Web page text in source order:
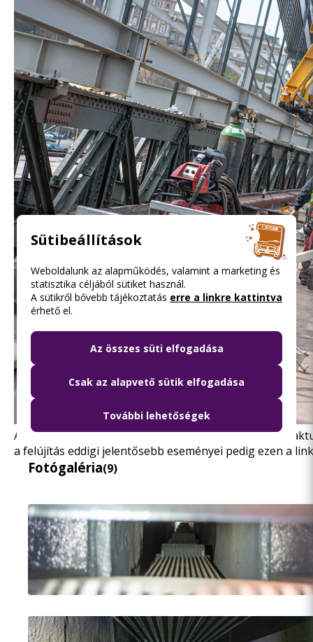
A korszerűsítéssel kapcsolatos hírek, információk és
a felújítás eddigi jelentősebb eseményei pedigezen a
Fotógaléria(9)
Sütibeállítások
Weboldalunk az alapműködés, valamint a marketing és
statisztika céljából sütiket használ.
A sütikről bővebb tájékoztatás erre a linkre kattintva
érhető el.
Az összes süti elfogadása
Csak az alapvető sütik elfogadása
További lehetőségek